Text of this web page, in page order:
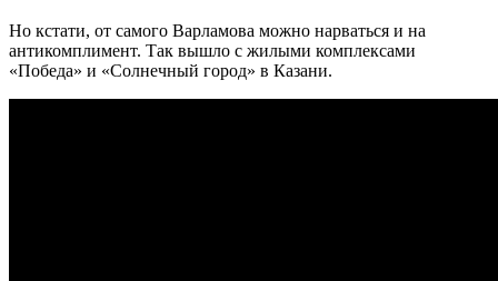
Но кстати, от самого Варламова можно нарваться и на
антикомплимент. Так вышло с жилыми комплексами
«Победа» и «Солнечный город» в Казани.